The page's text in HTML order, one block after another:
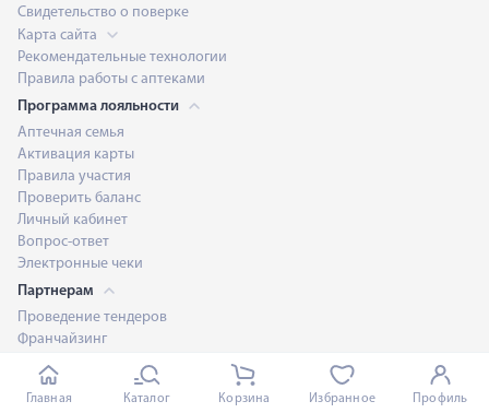
Свидетельство о поверке
Карта сайта
Рекомендательные технологии
Правила работы с аптеками
Программа лояльности
Аптечная семья
Активация карты
Правила участия
Проверить баланс
Личный кабинет
Вопрос-ответ
Электронные чеки
Партнерам
Проведение тендеров
Франчайзинг
Предложите нам площади в аренду
Отбор поставщиков
Главная Каталог Корзина Избранное Профиль